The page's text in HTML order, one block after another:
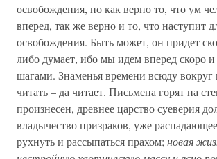
освобождения, но как верно то, что ум
вперед, так же верно и то, что наступит
освобождения. Быть может, он придет
либо думает, ибо мы идем вперед скоро
шагами. Знаменья времени всюду вокруг
читать – да читает. Письмена горят на
произнесен, древнее царство суеверия
владычество призраков, уже
рухнуть и рассыпаться прахом; новая